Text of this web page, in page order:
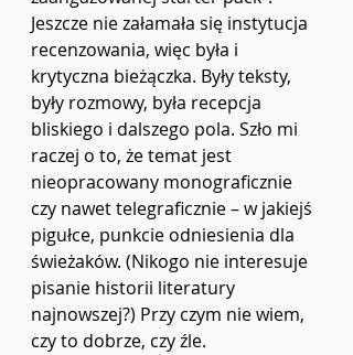
Jeszcze nie załamała się instytucja
recenzowania, więc była i
krytyczna bieżączka. Były teksty,
były rozmowy, była recepcja
bliskiego i dalszego pola. Szło mi
raczej o to, że temat jest
nieopracowany monograficznie
czy nawet telegraficznie – w jakiejś
pigułce, punkcie odniesienia dla
świeżaków. (Nikogo nie interesuje
pisanie historii literatury
najnowszej?) Przy czym nie wiem,
czy to dobrze, czy źle.